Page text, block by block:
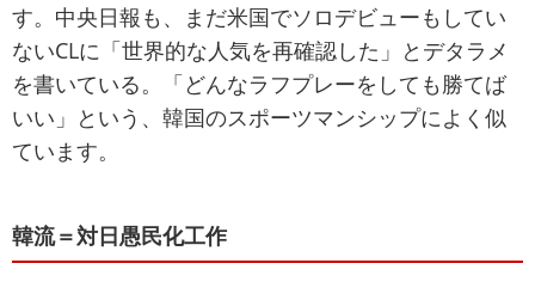
す。中央日報も、まだ米国でソロデビューもしてい
ないCLに「世界的な人気を再確認した」とデタラメ
を書いている。「どんなラフプレーをしても勝てば
いい」という、韓国のスポーツマンシップによく似
ています。
韓流＝対日愚民化工作